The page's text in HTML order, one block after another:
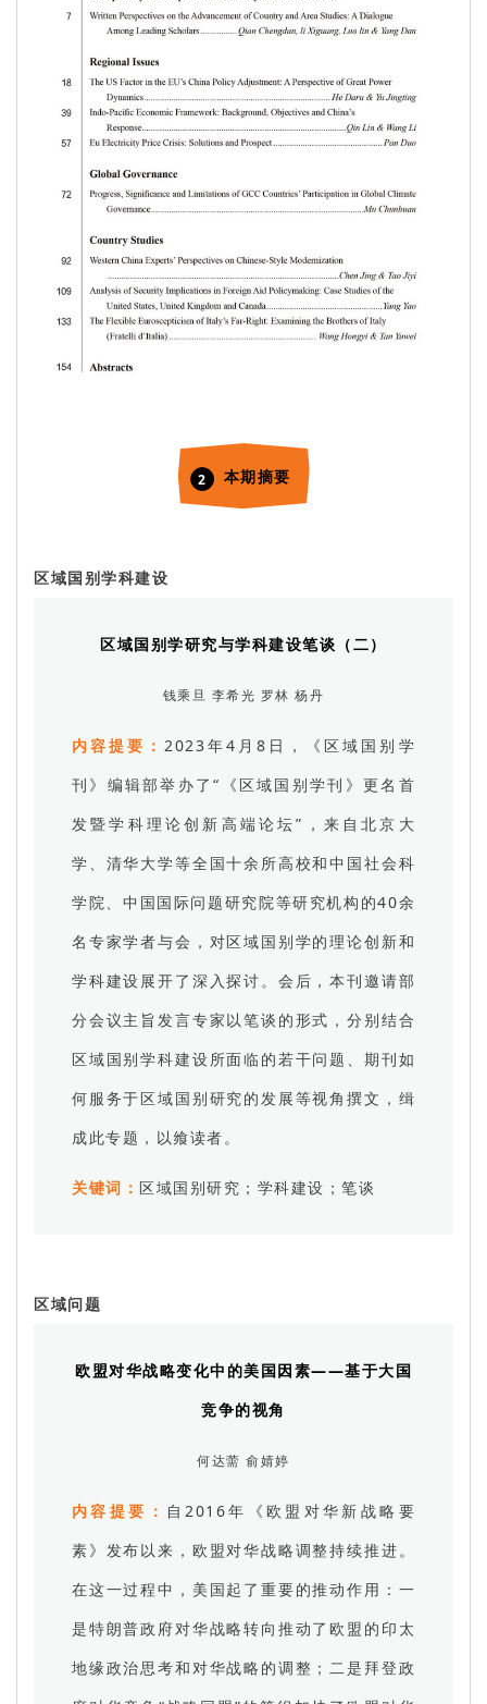
2 本期摘要
区域国别学科建设
区域国别学研究与学科建设笔谈（二）
钱乘旦 李希光 罗林 杨丹
内容提要：2023年4月8日，《区域国别学
刊》编辑部举办了“《区域国别学刊》更名首
发暨学科理论创新高端论坛”，来自北京大
学、清华大学等全国十余所高校和中国社会科
学院、中国国际问题研究院等研究机构的40余
名专家学者与会，对区域国别学的理论创新和
学科建设展开了深入探讨。会后，本刊邀请部
分会议主旨发言专家以笔谈的形式，分别结合
区域国别学科建设所面临的若干问题、期刊如
何服务于区域国别研究的发展等视角撰文，缉
成此专题，以飨读者。
关键词： 区域国别研究；学科建设；笔谈
区域问题
欧盟对华战略变化中的美国因素——基于大国
竞争的视角
何达薷 俞婧婷
内容提要： 自2016年《欧盟对华新战略要
素》发布以来，欧盟对华战略调整持续推进。
在这一过程中，美国起了重要的推动作用：一
是特朗普政府对华战略转向推动了欧盟的印太
地缘政治思考和对华战略的调整；二是拜登政